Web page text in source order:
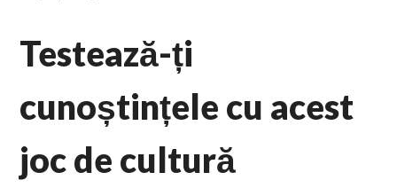
Testează-ți
cunoștințele cu acest
joc de cultură